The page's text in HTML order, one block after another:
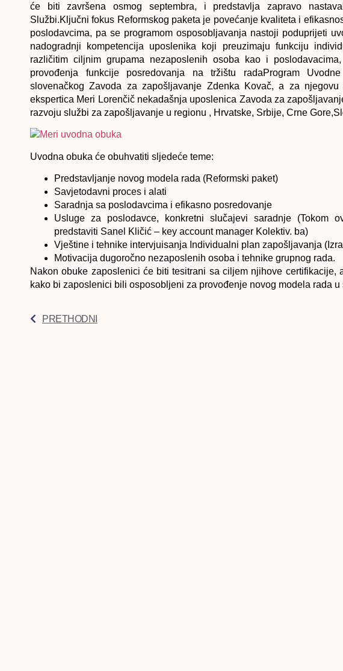
će biti završena osmog septembra, i predstavlja zapravo
Službi.Ključni fokus Reformskog paketa je povećanje kvaliteta i
poslodavcima, pa se programom osposobljavanja nastoji poduprijeti
nadogradnji kompetencija uposlenika koji preuzimaju funkciju
različitim ciljnim grupama nezaposlenih osoba kao i
provođenja funkcije posredovanja na tržištu radaProgram
slovenačkog Zavoda za zapošljavanje Zdenka Kovač, a za
ekspertica Meri Lorenčič nekadašnja uposlenica Zavoda za
razvoju službi za zapošljavanje u regionu , Hrvatske, Srbije, Crne
Uvodna obuka će obuhvatiti sljedeće teme:
Predstavljanje novog modela rada (Reformski paket)
Savjetodavni proces i alati
Saradnja sa poslodavcima i efikasno posredovanje
Usluge za poslodavce, konkretni slučajevi saradnje (Tokom
predstaviti Sanel Kličić – key account manager Kolektiv. ba)
Vještine i tehnike intervjuisanja Individualni plan zapošljavanja
Motivacija dugoročno nezaposlenih osoba i tehnike grupnog rada.
Nakon obuke zaposlenici će biti tesitrani sa ciljem njihove certifikacije,
kako bi zaposlenici bili osposobljeni za provođenje novog modela rada
PRETHODNI